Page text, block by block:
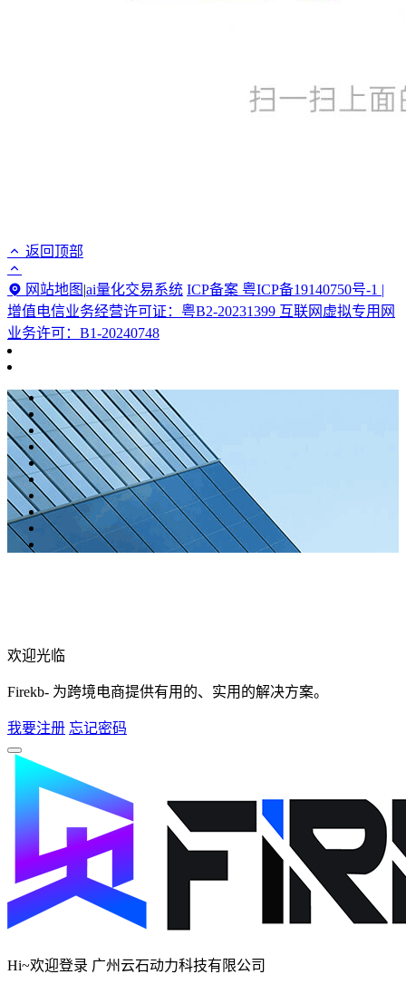
返回顶部
网站地图 |ai量化交易系统 ICP备案 粤ICP备19140750号-1 |
增值电信业务经营许可证：粤B2-20231399 互联网虚拟专用网
业务许可：B1-20240748
欢迎光临
Firekb- 为跨境电商提供有用的、实用的解决方案。
我要注册 忘记密码
Hi~欢迎登录 广州云石动力科技有限公司